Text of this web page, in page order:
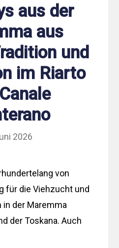
aus der
aus
und
im Riarto
2026
von
für die Viehzucht und
in der Maremma
der Toskana. Auch